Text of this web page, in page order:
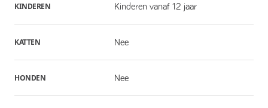
KINDEREN Kinderen vanaf 12 jaar
KATTEN Nee
HONDEN Nee